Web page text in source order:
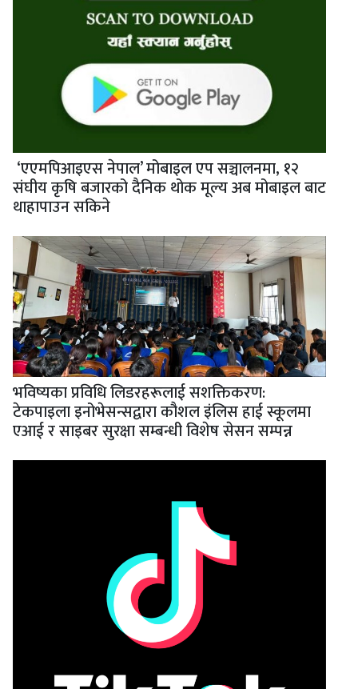
‘एएमपिआइएस नेपाल’ मोबाइल एप सञ्चालनमा, १२
संघीय कृषि बजारको दैनिक थोक मूल्य अब मोबाइल बाट
थाहापाउन सकिने
भविष्यका प्रविधि लिडरहरूलाई सशक्तिकरण:
टेकपाइला इनोभेसन्सद्वारा कौशल इंलिस हाई स्कूलमा
एआई र साइबर सुरक्षा सम्बन्धी विशेष सेसन सम्पन्न